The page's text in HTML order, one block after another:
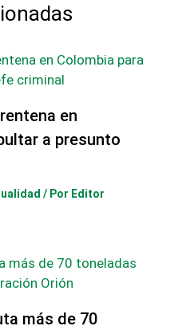
en
a presunto
/ Por Editor
más de 70